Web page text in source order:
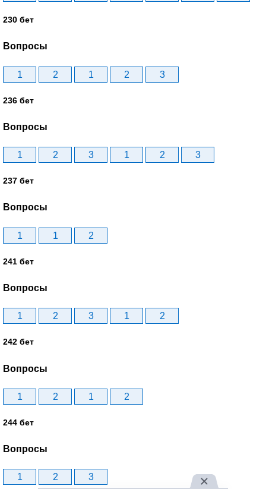
230 бет
Вопросы
1 2 1 2 3
236 бет
Вопросы
1 2 3 1 2 3
237 бет
Вопросы
1 1 2
241 бет
Вопросы
1 2 3 1 2
242 бет
Вопросы
1 2 1 2
244 бет
Вопросы
1 2 3